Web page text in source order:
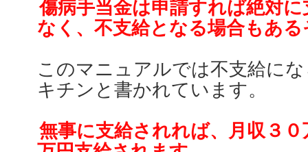
傷病手当金は申請すれば絶対
なく、不支給となる場合もあ
このマニュアルでは不支給に
キチンと書かれています。
無事に支給されれば、月収３